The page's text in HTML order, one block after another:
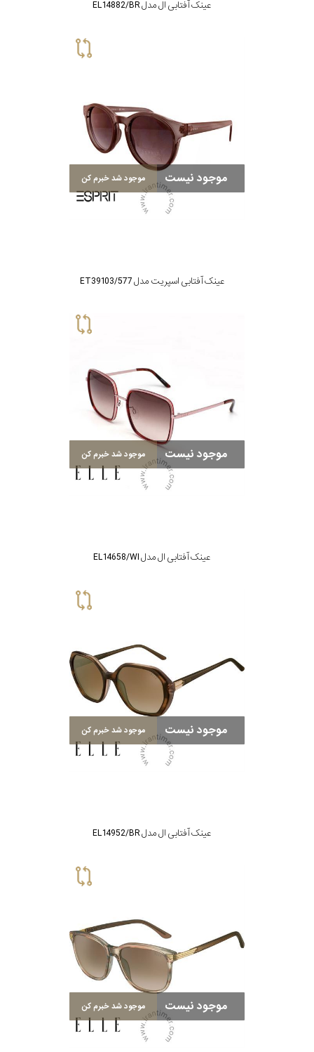
عینک آفتابی ال مدل EL14882/BR
موجود نیست موجود شد خبرم کن
عینک آفتابی اسپریت مدل ET39103/577
موجود نیست موجود شد خبرم کن
عینک آفتابی ال مدل EL14658/WI
موجود نیست موجود شد خبرم کن
عینک آفتابی ال مدل EL14952/BR
موجود نیست موجود شد خبرم کن